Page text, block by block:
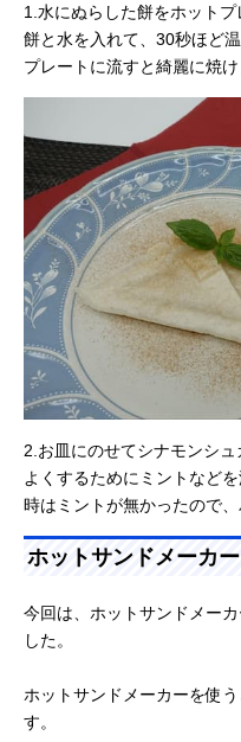
1.水にぬらした餅をホット
餅と水を入れて、30秒ほど
プレートに流すと綺麗に焼け
2.お皿にのせてシナモンシ
よくするためにミントなど
時はミントが無かったので、
ホットサンドメーカ
今回は、ホットサンドメー
した。
ホットサンドメーカーを使
す。